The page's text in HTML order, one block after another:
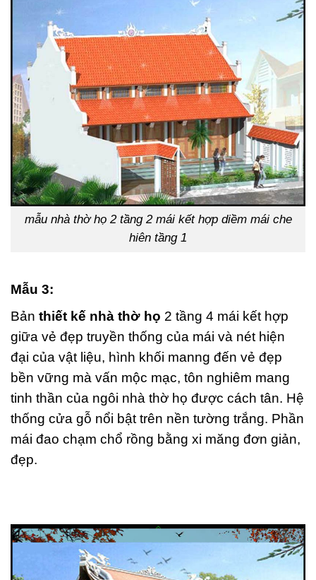
mẫu nhà thờ họ 2 tầng 2 mái kết hợp diềm mái che
hiên tầng 1
Mẫu 3:
Bản thiết kế nhà thờ họ 2 tầng 4 mái kết hợp
giữa vẻ đẹp truyền thống của mái và nét hiện
đại của vật liệu, hình khối manng đến vẻ đẹp
bền vững mà vấn mộc mạc, tôn nghiêm mang
tinh thần của ngôi nhà thờ họ được cách tân. Hệ
thống cửa gỗ nổi bật trên nền tường trắng. Phần
mái đao chạm chổ rồng bằng xi măng đơn giản,
đẹp.